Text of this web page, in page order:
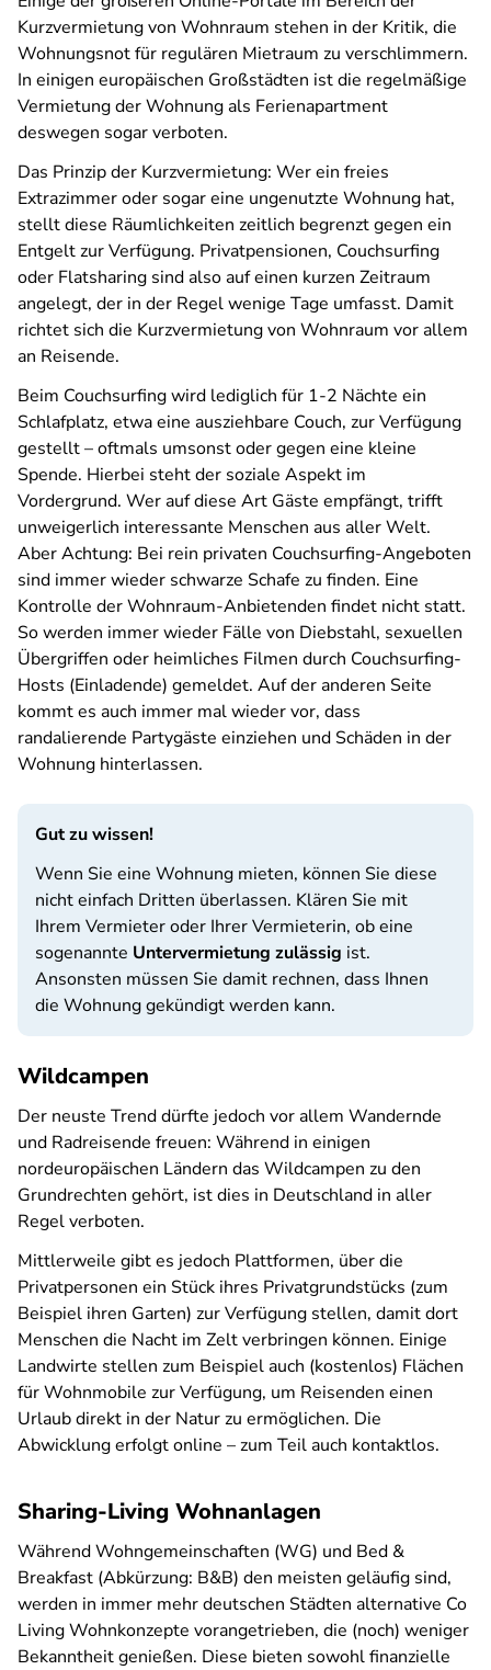
Kurzvermietung von Wohnraum stehen in der Kritik, die
Wohnungsnot für regulären Mietraum zu verschlimmern.
In einigen europäischen Großstädten ist die regelmäßige
Vermietung der Wohnung als Ferienapartment
deswegen sogar verboten.
Das Prinzip der Kurzvermietung: Wer ein freies
Extrazimmer oder sogar eine ungenutzte Wohnung hat,
stellt diese Räumlichkeiten zeitlich begrenzt gegen ein
Entgelt zur Verfügung. Privatpensionen, Couchsurfing
oder Flatsharing sind also auf einen kurzen Zeitraum
angelegt, der in der Regel wenige Tage umfasst. Damit
richtet sich die Kurzvermietung von Wohnraum vor allem
an Reisende.
Beim Couchsurfing wird lediglich für 1-2 Nächte ein
Schlafplatz, etwa eine ausziehbare Couch, zur Verfügung
gestellt – oftmals umsonst oder gegen eine kleine
Spende. Hierbei steht der soziale Aspekt im
Vordergrund. Wer auf diese Art Gäste empfängt, trifft
unweigerlich interessante Menschen aus aller Welt.
Aber Achtung: Bei rein privaten Couchsurfing-Angeboten
sind immer wieder schwarze Schafe zu finden. Eine
Kontrolle der Wohnraum-Anbietenden findet nicht statt.
So werden immer wieder Fälle von Diebstahl, sexuellen
Übergriffen oder heimliches Filmen durch Couchsurfing-
Hosts (Einladende) gemeldet. Auf der anderen Seite
kommt es auch immer mal wieder vor, dass
randalierende Partygäste einziehen und Schäden in der
Wohnung hinterlassen.
Gut zu wissen!
Wenn Sie eine Wohnung mieten, können Sie diese
nicht einfach Dritten überlassen. Klären Sie mit
Ihrem Vermieter oder Ihrer Vermieterin, ob eine
sogenannte Untervermietung zulässig ist.
Ansonsten müssen Sie damit rechnen, dass Ihnen
die Wohnung gekündigt werden kann.
Wildcampen
Der neuste Trend dürfte jedoch vor allem Wandernde
und Radreisende freuen: Während in einigen
nordeuropäischen Ländern das Wildcampen zu den
Grundrechten gehört, ist dies in Deutschland in aller
Regel verboten.
Mittlerweile gibt es jedoch Plattformen, über die
Privatpersonen ein Stück ihres Privatgrundstücks (zum
Beispiel ihren Garten) zur Verfügung stellen, damit dort
Menschen die Nacht im Zelt verbringen können. Einige
Landwirte stellen zum Beispiel auch (kostenlos) Flächen
für Wohnmobile zur Verfügung, um Reisenden einen
Urlaub direkt in der Natur zu ermöglichen. Die
Abwicklung erfolgt online – zum Teil auch kontaktlos.
Sharing-Living Wohnanlagen
Während Wohngemeinschaften (WG) und Bed &
Breakfast (Abkürzung: B&B) den meisten geläufig sind,
werden in immer mehr deutschen Städten alternative Co
Living Wohnkonzepte vorangetrieben, die (noch) weniger
Bekanntheit genießen. Diese bieten sowohl finanzielle